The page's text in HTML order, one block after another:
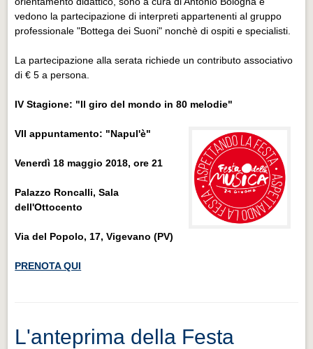
vedono la partecipazione di interpreti appartenenti al gruppo
professionale "Bottega dei Suoni" nonchè di ospiti e specialisti.
La partecipazione alla serata richiede un contributo associativo
di € 5 a persona.
IV Stagione: "Il giro del mondo in 80 melodie"
VII appuntamento: "Napul'è"
Venerdì 18 maggio 2018,ore 21
Palazzo Roncalli, Sala
dell'Ottocento
Via del Popolo, 17, Vigevano (PV)
PRENOTA QUI
L'anteprima della Festa